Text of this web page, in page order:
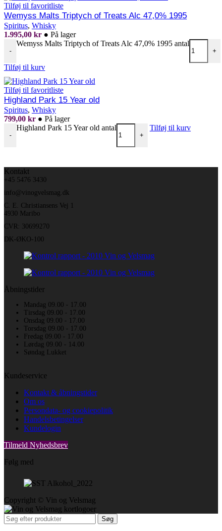
Tilføj til favoritliste
Wemyss Malts Triptych of Treats Alc 47,0% 1995
Spiritus, Whisky
1.995,00 kr ● På lager
-
Wemyss Malts Triptych of Treats Alc 47,0% 1995 antal
+
Tilføj til kurv
Tilføj til favoritliste
Highland Park 15 Year old
Spiritus, Whisky
799,00 kr ● På lager
-
Highland Park 15 Year old antal
+
Tilføj til kurv
Kontakt
+45 5476 3430
info@vinogvelsmag.dk
C. E. Christiansens Vej 1
4930 Maribo
CVR: 30699270
DK-ØKO-100
Åbningstider
Mandag 09.00 - 17.00
Tirsdag 09.00 - 17.00
Onsdag 09.00 - 17.00
Torsdag 09.00 - 17.00
Fredag 09.00 - 17.00
Lørdag 09.00 - 14.00
Søndag Lukket
Kundeservice
Kontakt & åbningstider
Om os
Persondata- og cookiepolitik
Handelsbetingelser
Kundelogin
Tilmeld Nyhedsbrev
Følg med
Copyright © Vin og Velsmag
Søg